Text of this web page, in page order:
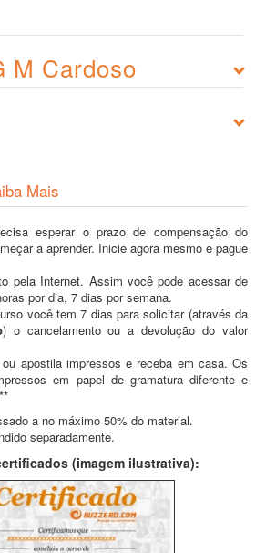
M Cardoso
Mais
esperar o prazo de compensação do
a aprender. Inicie agora mesmo e pague
pela Internet. Assim você pode acessar de
por dia, 7 dias por semana.
você tem 7 dias para solicitar (através da
) o cancelamento ou a devolução do valor
apostila impressos e receba em casa. Os
em papel de gramatura diferente e
a no máximo 50% do material.
separadamente.
(imagem ilustrativa):